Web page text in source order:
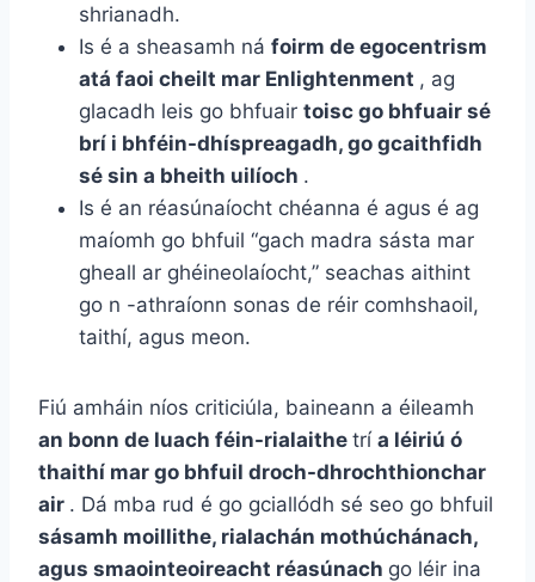
shrianadh.
Is é a sheasamh ná foirm de egocentrism
atá faoi cheilt mar Enlightenment , ag
glacadh leis go bhfuair toisc go bhfuair sé
brí i bhféin-dhíspreagadh, go gcaithfidh
sé sin a bheith uilíoch .
Is é an réasúnaíocht chéanna é agus é ag
maíomh go bhfuil “gach madra sásta mar
gheall ar ghéineolaíocht,” seachas aithint
go n -athraíonn sonas de réir comhshaoil,
taithí, agus meon.
Fiú amháin níos criticiúla, baineann a éileamh
an bonn de luach féin-rialaithe trí a léiriú ó
thaithí mar go bhfuil droch-dhrochthionchar
air . Dá mba rud é go gciallódh sé seo go bhfuil
sásamh moillithe, rialachán mothúchánach,
agus smaointeoireacht réasúnach go léir ina